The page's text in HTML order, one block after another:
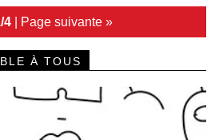
4| Page suivante »
À TOUS